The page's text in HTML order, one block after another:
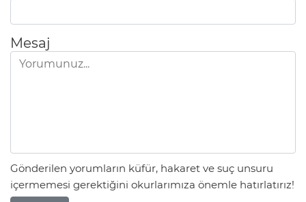
Mesaj
Gönderilen yorumların küfür, hakaret ve suç unsuru
içermemesi gerektiğini okurlarımıza önemle hatırlatırız!